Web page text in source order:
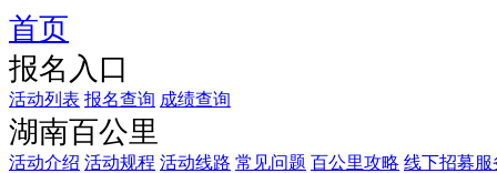
首页
报名入口
活动列表 报名查询 成绩查询
湖南百公里
活动介绍 活动规程 活动线路 常见问题 百公里攻略 线下招募服